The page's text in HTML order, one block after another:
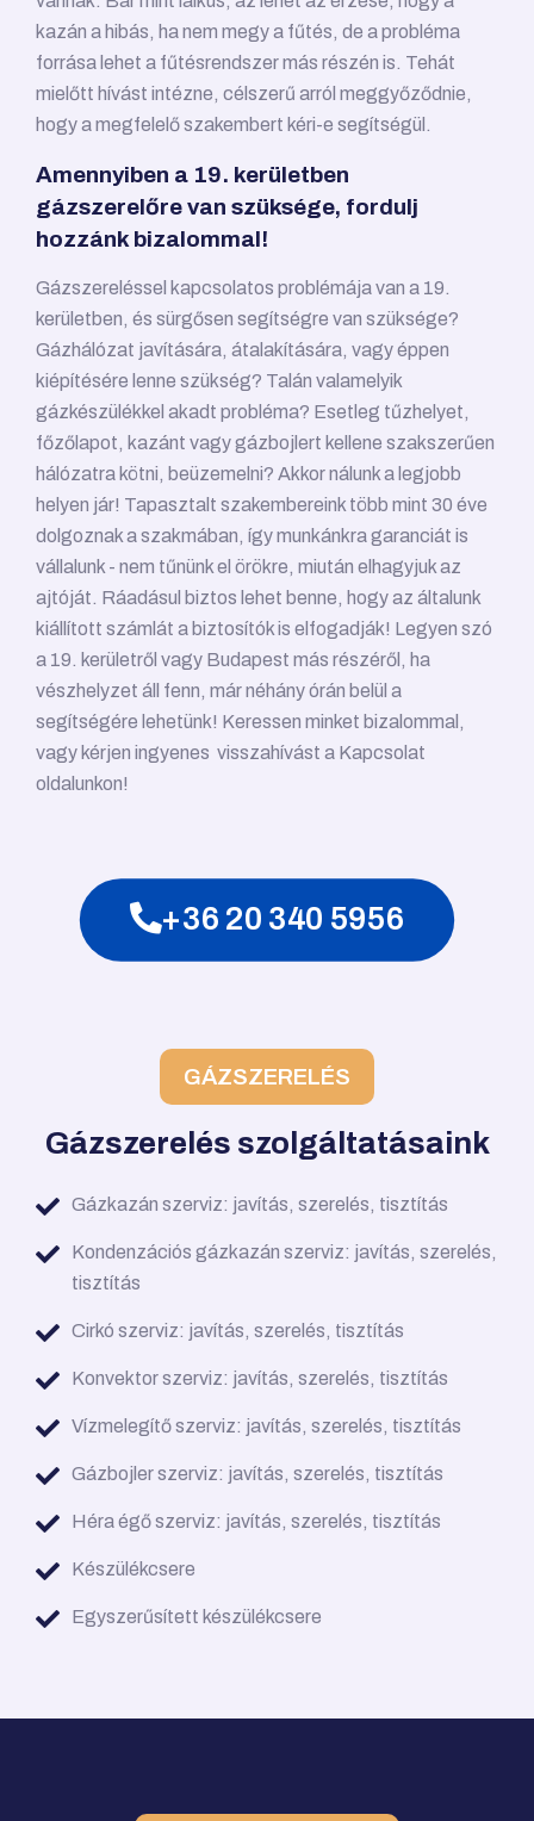
kazán a hibás, ha nem megy a fűtés, de a probléma
forrása lehet a fűtésrendszer más részén is. Tehát
mielőtt hívást intézne, célszerű arról meggyőződnie,
hogy a megfelelő szakembert kéri-e segítségül.
Amennyiben a 19. kerületben
gázszerelőre van szüksége, fordulj
hozzánk bizalommal!
Gázszereléssel kapcsolatos problémája van a 19.
kerületben, és sürgősen segítségre van szüksége?
Gázhálózat javítására, átalakítására, vagy éppen
kiépítésére lenne szükség? Talán valamelyik
gázkészülékkel akadt probléma? Esetleg tűzhelyet,
főzőlapot, kazánt vagy gázbojlert kellene szakszerűen
hálózatra kötni, beüzemelni? Akkor nálunk a legjobb
helyen jár! Tapasztalt szakembereink több mint 30 éve
dolgoznak a szakmában, így munkánkra garanciát is
vállalunk - nem tűnünk el örökre, miután elhagyjuk az
ajtóját. Ráadásul biztos lehet benne, hogy az általunk
kiállított számlát a biztosítók is elfogadják! Legyen szó
a 19. kerületről vagy Budapest más részéről, ha
vészhelyzet áll fenn, már néhány órán belül a
segítségére lehetünk! Keressen minket bizalommal,
vagy kérjen ingyenes visszahívást a Kapcsolat
oldalunkon!
+36 20 340 5956
GÁZSZERELÉS
Gázszerelés szolgáltatásaink
Gázkazán szerviz: javítás, szerelés, tisztítás
Kondenzációs gázkazán szerviz: javítás, szerelés,
tisztítás
Cirkó szerviz: javítás, szerelés, tisztítás
Konvektor szerviz: javítás, szerelés, tisztítás
Vízmelegítő szerviz: javítás, szerelés, tisztítás
Gázbojler szerviz: javítás, szerelés, tisztítás
Héra égő szerviz: javítás, szerelés, tisztítás
Készülékcsere
Egyszerűsített készülékcsere